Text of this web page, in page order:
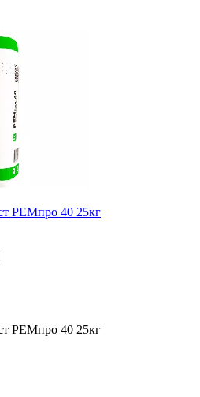
РЕМпро 40 25кг
РЕМпро 40 25кг